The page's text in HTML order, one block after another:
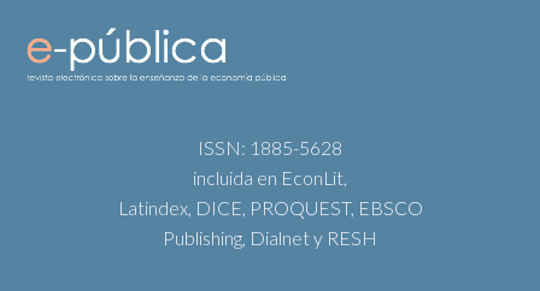
ISSN: 1885-5628
incluida en EconLit,
Latindex, DICE, PROQUEST, EBSCO
Publishing, Dialnet y RESH